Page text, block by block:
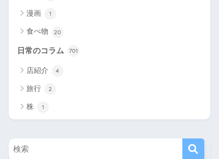
漫画 1
食べ物 20
日常のコラム 701
店紹介 4
旅行 2
株 1